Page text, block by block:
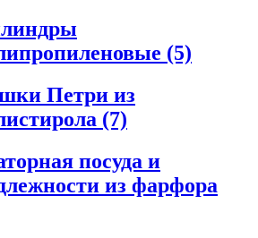
(5)
Петри из
(7)
посуда и
из фарфора